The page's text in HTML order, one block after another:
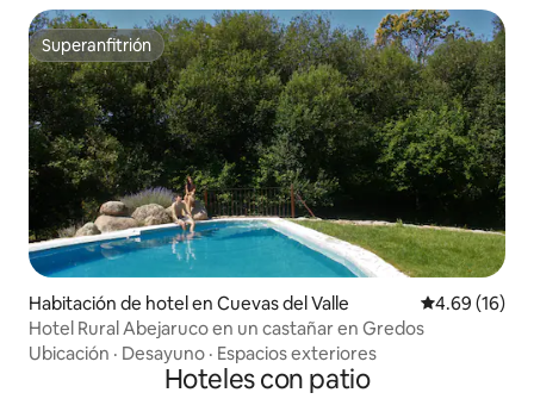
Superanfitrión
Superanfitrión
Habitación de hotel en Cuevas del Valle Calificación
4.69 (16)
Hotel Rural Abejaruco en un castañar en Gredos
Ubicación · Desayuno · Espacios exteriores
Hoteles con patio